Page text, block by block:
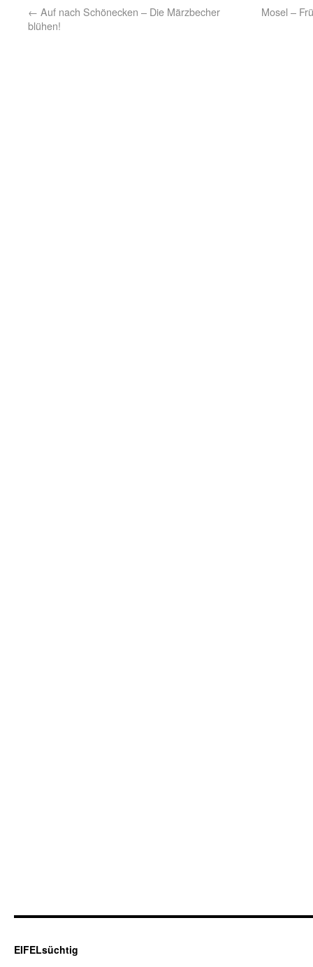
← Auf nach Schönecken – Die Märzbecher
blühen!
Mosel –
EIFELsüchtig